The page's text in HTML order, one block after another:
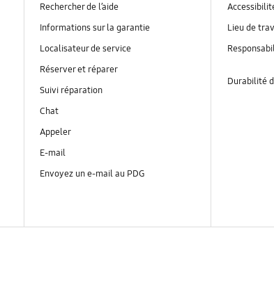
Rechercher de l’aide
Informations sur la garantie
Localisateur de service
Réserver et réparer
Suivi réparation
Chat
Appeler
E-mail
Envoyez un e-mail au PDG
Lieu de
Durabilité